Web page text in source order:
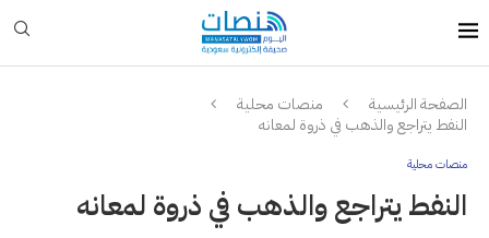
الصفحة الرئيسية
منصات محلية
النفط يتراجع والذهب في ذروة لمعانه
منصات محلية
النفط يتراجع والذهب في ذروة لمعانه